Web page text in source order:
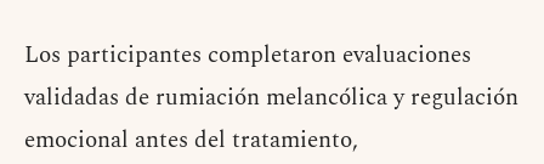
Los participantes completaron evaluaciones
validadas de rumiación melancólica y regulación
emocional antes del tratamiento,